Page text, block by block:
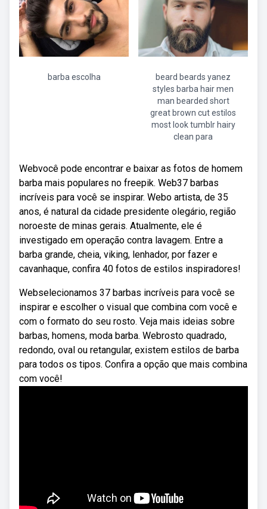
barba escolha
beard beards yanez
styles barba hair men
man bearded short
great brown cut estilos
most look tumblr hairy
clean para
Webvocê pode encontrar e baixar as fotos de homem
barba mais populares no freepik. Web37 barbas
incríveis para você se inspirar. Webo artista, de 35
anos, é natural da cidade presidente olegário, região
noroeste de minas gerais. Atualmente, ele é
investigado em operação contra lavagem. Entre a
barba grande, cheia, viking, lenhador, por fazer e
cavanhaque, confira 40 fotos de estilos inspiradores!
Webselecionamos 37 barbas incríveis para você se
inspirar e escolher o visual que combina com você e
com o formato do seu rosto. Veja mais ideias sobre
barbas, homens, moda barba. Webrosto quadrado,
redondo, oval ou retangular, existem estilos de barba
para todos os tipos. Confira a opção que mais combina
com você!